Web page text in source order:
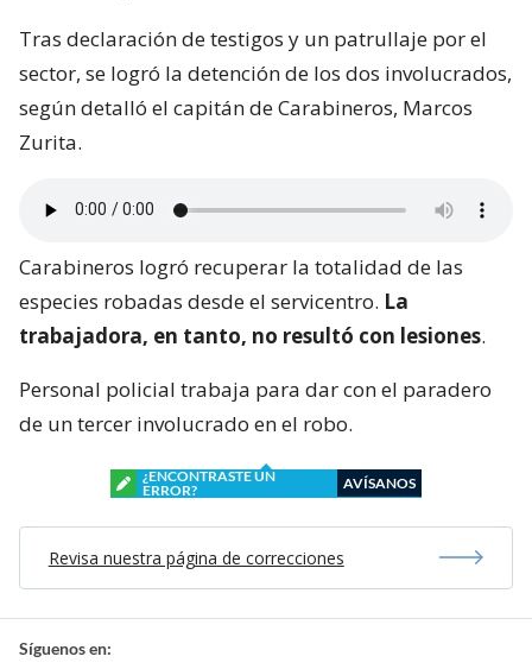
Tras declaración de testigos y un patrullaje por el
sector, se logró la detención de los dos involucrados,
según detalló el capitán de Carabineros, Marcos
Zurita.
Carabineros logró recuperar la totalidad de las
especies robadas desde el servicentro. La
trabajadora, en tanto, no resultó con lesiones.
Personal policial trabaja para dar con el paradero
de un tercer involucrado en el robo.
¿ENCONTRASTE UN
ERROR?
AVÍSANOS
Revisa nuestra página de correcciones
Síguenos en: